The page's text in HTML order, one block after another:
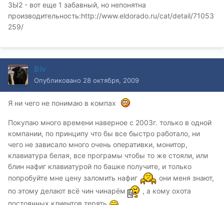
ЗЫ2 - вот еще 1 забавный, но непонятна
производительность:http://www.eldorado.ru/cat/detail/71053
259/
Biv
Опубликовано 28 октября, 2009
Я ни чего не понимаю в компах
Покупаю много времени наверное с 2003г. только в одной
компании, по принципу что бы все быстро работало, ни
чего не зависало много очень оперативки, монитор,
клавиатура белая, все програмы чтобы то же стояли, или
блин нафиг клавиатурой по башке получите, и только
попробуйте мне цену заломить нафиг
они меня знают,
по этому делают всё чин чинарём
, а кому охота